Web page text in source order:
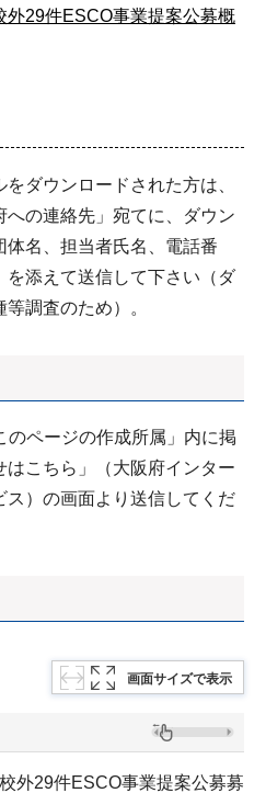
外29件ESCO事業提案公募概
ダウンロードされた方は、
の連絡先」宛てに、ダウン
体名、担当者氏名、電話番
添えて送信して下さい（ダ
調査のため）。
のページの作成所属」内に掲
こちら」（大阪府インター
ス）の画面より送信してくだ
画面サイズで表示
外29件ESCO事業提案公募募